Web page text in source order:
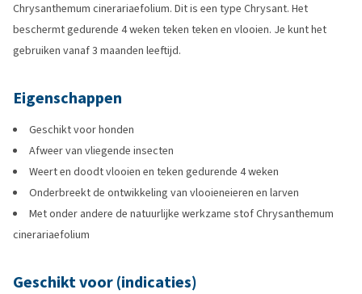
Chrysanthemum cinerariaefolium. Dit is een type Chrysant. Het
beschermt gedurende 4 weken teken teken en vlooien. Je kunt het
gebruiken vanaf 3 maanden leeftijd.
Eigenschappen
Geschikt voor honden
Afweer van vliegende insecten
Weert en doodt vlooien en teken gedurende 4 weken
Onderbreekt de ontwikkeling van vlooieneieren en larven
Met onder andere de natuurlijke werkzame stof Chrysanthemum
cinerariaefolium
Geschikt voor (indicaties)